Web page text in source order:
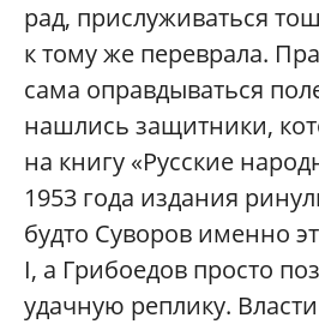
рад, прислуживаться
к тому же переврала.
сама оправдываться
нашлись защитники,
на книгу «Русские
1953 года издания
будто Суворов именно
I, а Грибоедов просто
удачную реплику.